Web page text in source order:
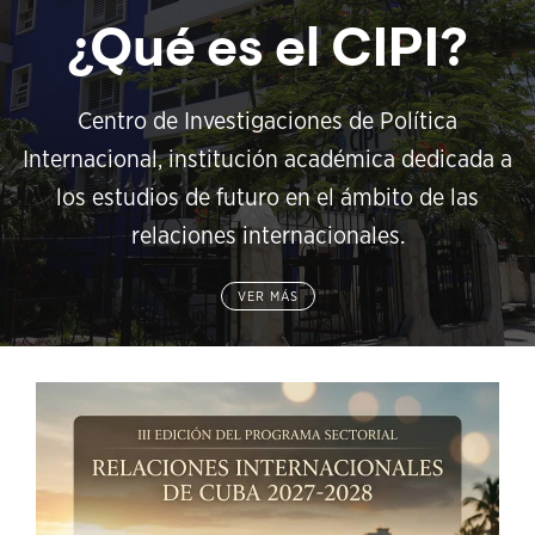
¿Qué es el CIPI?
Centro de Investigaciones de Política
Internacional, institución académica dedicada a
los estudios de futuro en el ámbito de las
relaciones internacionales.
VER MÁS